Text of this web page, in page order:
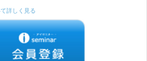
詳しく見る